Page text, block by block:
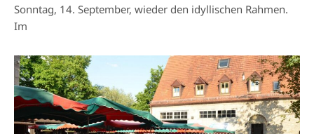
Sonntag, 14. September, wieder den idyllischen Rahmen.
Im